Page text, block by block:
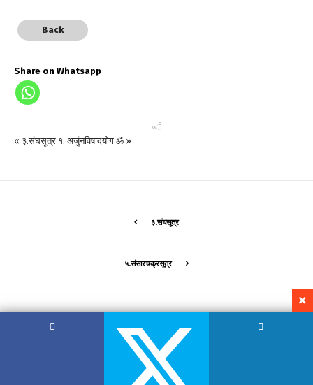
Back
Share on Whatsapp
« ३.संघसूत्र १. अर्जुनविषादयोग ॐ »
३.संघसूत्र
५.संसारचक्रसूत्र